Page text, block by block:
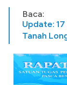
Baca:
Update:
Tanah